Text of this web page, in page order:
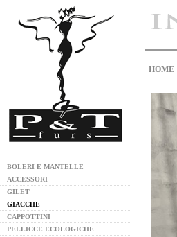
BOLERI E MANTELLE
ACCESSORI
GILET
GIACCHE
CAPPOTTINI
PELLICCE ECOLOGICHE
HOME